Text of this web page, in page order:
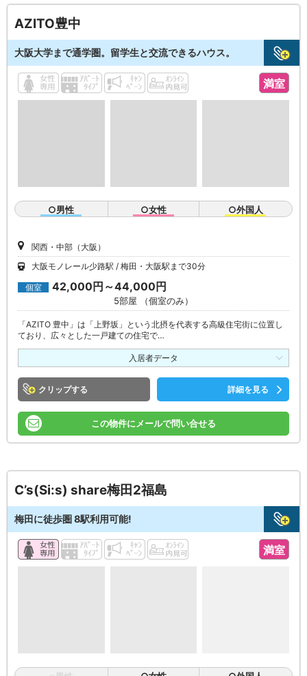
AZITO豊中
大阪大学まで通学圏。留学生と交流できるハウス。
満室
○男性 ○女性 ○外国人
関西・中部（大阪）
大阪モノレール少路駅
梅田・大阪駅まで30分
個室 42,000円～44,000円
5部屋 （個室のみ）
「AZITO 豊中」は「上野坂」という北摂を代表する高級住宅街に位置し
ており、広々とした一戸建ての住宅で…
入居者データ
クリップ 詳細を見る
この物件にメールで問い合せる
C’s(Si:s) share梅田2福島
梅田に徒歩圏 8駅利用可能!
満室